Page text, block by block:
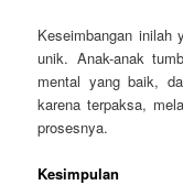
Keseimbangan inilah
unik. Anak-anak
mental yang baik,
karena terpaksa,
prosesnya.
Kesimpulan